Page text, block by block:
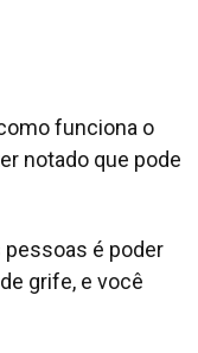
funciona o
notado que pode
é poder
grife, e você